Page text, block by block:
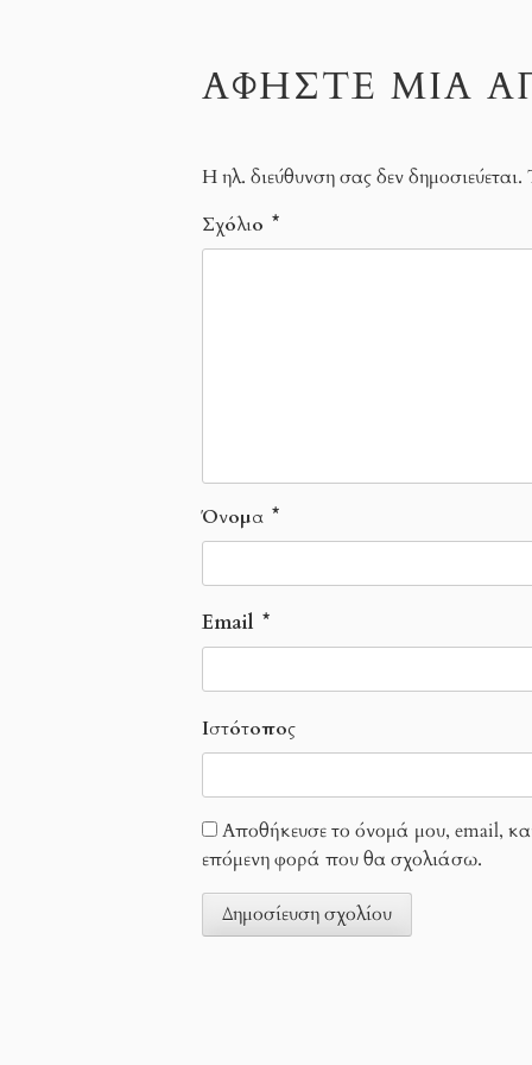
ΑΦΉΣΤΕ ΜΙΑ
Η ηλ. διεύθυνση σας δεν δημοσιεύεται.
Σχόλιο *
Όνομα *
Email *
Ιστότοπος
Αποθήκευσε το όνομά μου, email,
επόμενη φορά που θα σχολιάσω.